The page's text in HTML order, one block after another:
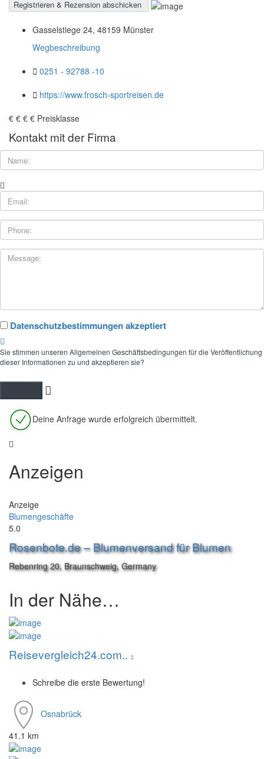
Gasselstiege 24, 48159 Münster
Wegbeschreibung
0251 - 92788 -10
https://www.frosch-sportreisen.de
€ € € € Preisklasse
Kontakt mit der Firma
Datenschutzbestimmungen akzeptiert
Sie stimmen unseren Allgemeinen Geschäftsbedingungen für die Veröffentlichung
dieser Informationen zu und akzeptieren sie?
Deine Anfrage wurde erfolgreich übermittelt.
Anzeigen
Anzeige
Blumengeschäfte
5.0
Rosenbote.de – Blumenversand für Blumen
Rebenring 20, Braunschweig, Germany
In der Nähe…
Reisevergleich24.com..
Schreibe die erste Bewertung!
Osnabrück
41.1 km